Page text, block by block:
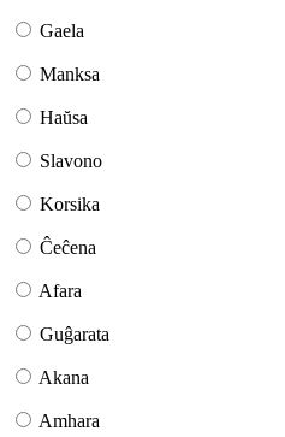
Gaela
Manksa
Haŭsa
Slavono
Korsika
Ĉeĉena
Afara
Guĝarata
Akana
Amhara